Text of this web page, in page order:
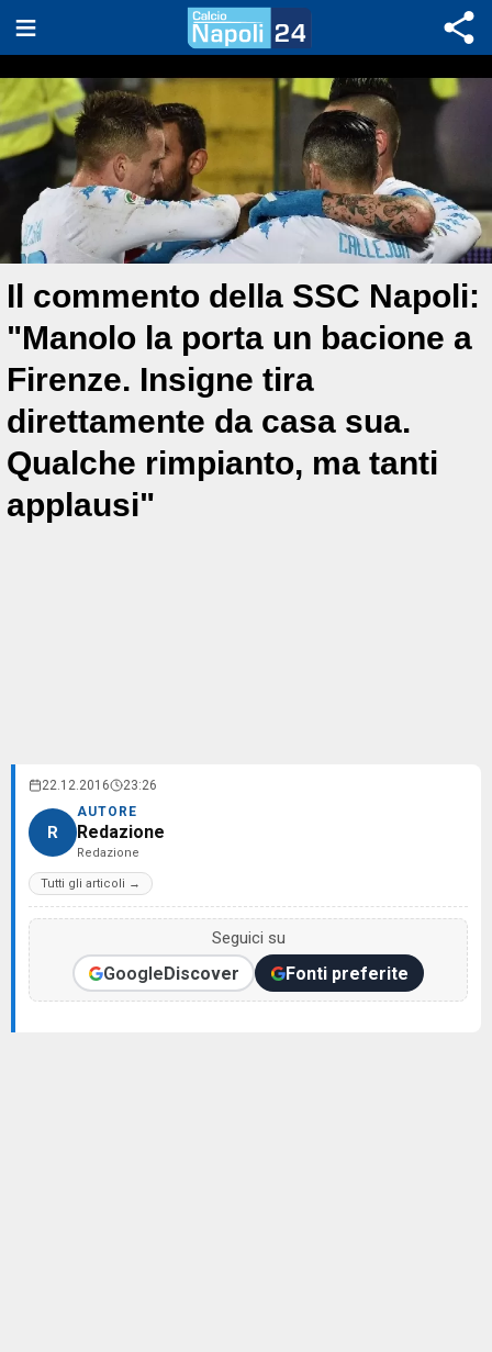
Il commento della SSC Napoli:
"Manolo la porta un bacione a
Firenze. Insigne tira
direttamente da casa sua.
Qualche rimpianto, ma tanti
applausi"
22.12.2016 23:26
R
AUTORE
Redazione
Redazione
Tutti gli articoli →
Seguici su
GoogleDiscover Fonti preferite